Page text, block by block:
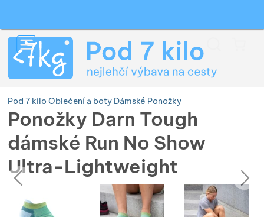
Pod 7 kilo Oblečení a boty Dámské Ponožky
Ponožky Darn Tough
dámské Run No Show
Ultra-Lightweight
Fotografie
předchozí
následující
Fotografie
Zobrazit více
Zobrazit více
Zobrazit více
Zobrazit více
Zobrazit více